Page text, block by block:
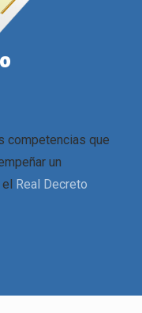
competencias que
un
Real Decreto